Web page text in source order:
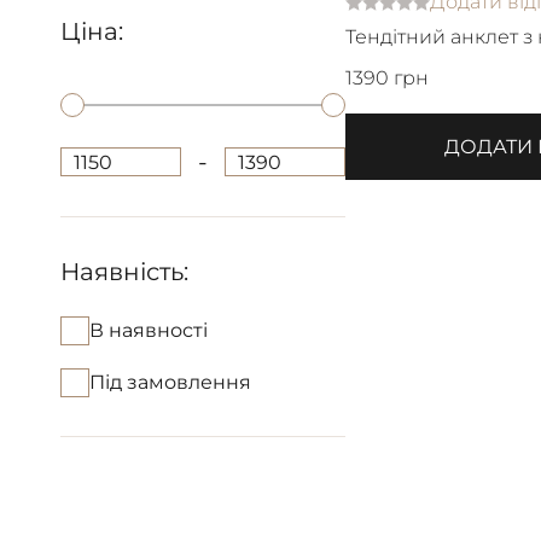
Ціна:
1150 - 1390
Наявність:
В наявності
Під замовлення
Тендітний анклет
перлин
1390 грн
ДОДАТИ